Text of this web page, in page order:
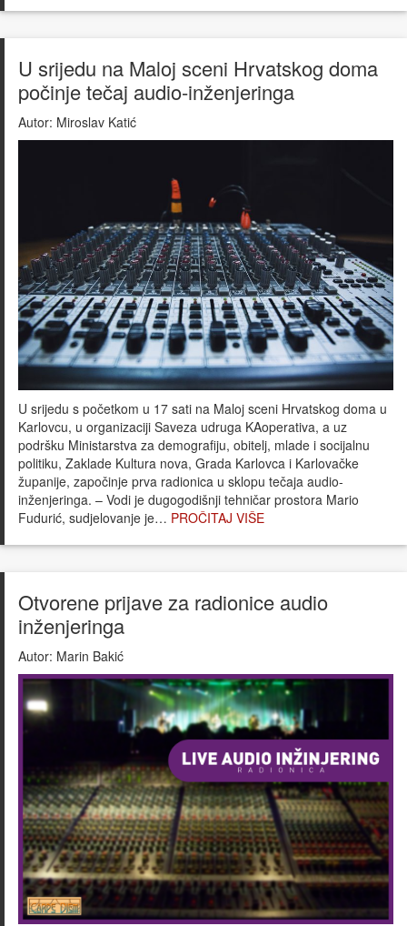
U srijedu na Maloj sceni Hrvatskog doma
počinje tečaj audio-inženjeringa
Autor: Miroslav Katić
U srijedu s početkom u 17 sati na Maloj sceni Hrvatskog doma u
Karlovcu, u organizaciji Saveza udruga KAoperativa, a uz
podršku Ministarstva za demografiju, obitelj, mlade i socijalnu
politiku, Zaklade Kultura nova, Grada Karlovca i Karlovačke
županije, započinje prva radionica u sklopu tečaja audio-
inženjeringa. – Vodi je dugogodišnji tehničar prostora Mario
Fudurić, sudjelovanje je… PROČITAJ VIŠE
Otvorene prijave za radionice audio
inženjeringa
Autor: Marin Bakić